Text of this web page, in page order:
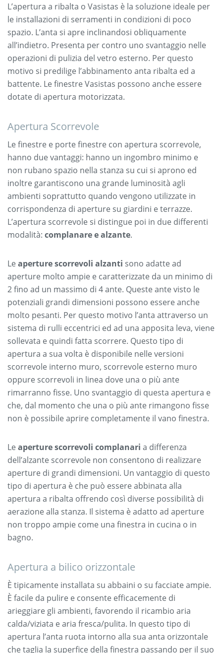
L’apertura a ribalta o Vasistas è la soluzione ideale per
le installazioni di serramenti in condizioni di poco
spazio. L’anta si apre inclinandosi obliquamente
all’indietro. Presenta per contro uno svantaggio nelle
operazioni di pulizia del vetro esterno. Per questo
motivo si predilige l’abbinamento anta ribalta ed a
battente. Le finestre Vasistas possono anche essere
dotate di apertura motorizzata.
Apertura Scorrevole
Le finestre e porte finestre con apertura scorrevole,
hanno due vantaggi: hanno un ingombro minimo e
non rubano spazio nella stanza su cui si aprono ed
inoltre garantiscono una grande luminosità agli
ambienti soprattutto quando vengono utilizzate in
corrispondenza di aperture su giardini e terrazze.
L’apertura scorrevole si distingue poi in due differenti
modalità: complanare e alzante.
Le aperture scorrevoli alzanti sono adatte ad
aperture molto ampie e caratterizzate da un minimo di
2 fino ad un massimo di 4 ante. Queste ante visto le
potenziali grandi dimensioni possono essere anche
molto pesanti. Per questo motivo l’anta attraverso un
sistema di rulli eccentrici ed ad una apposita leva, viene
sollevata e quindi fatta scorrere. Questo tipo di
apertura a sua volta è disponibile nelle versioni
scorrevole interno muro, scorrevole esterno muro
oppure scorrevoli in linea dove una o più ante
rimarranno fisse. Uno svantaggio di questa apertura e
che, dal momento che una o più ante rimangono fisse
non è possibile aprire completamente il vano finestra.
Le aperture scorrevoli complanari a differenza
dell’alzante scorrevole non consentono di realizzare
aperture di grandi dimensioni. Un vantaggio di questo
tipo di apertura è che può essere abbinata alla
apertura a ribalta offrendo così diverse possibilità di
aerazione alla stanza. Il sistema è adatto ad aperture
non troppo ampie come una finestra in cucina o in
bagno.
Apertura a bilico orizzontale
È tipicamente installata su abbaini o su facciate ampie.
È facile da pulire e consente efficacemente di
arieggiare gli ambienti, favorendo il ricambio aria
calda/viziata e aria fresca/pulita. In questo tipo di
apertura l’anta ruota intorno alla sua anta orizzontale
che taglia la superfice della finestra passando per il suo